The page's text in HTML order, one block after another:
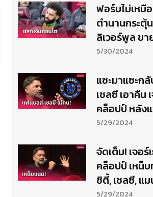
ฟอร์มไม่เหมื
ตำนานกระตุ้น
ลิเวอร์พูล ขา
ซาลาห์
5/30/2024
แซะมาแซะก
เชลซี เอาคืน
คล็อปป์ หลัง
อื่น
5/29/2024
จัดเต็ม! เจอร์
คล็อปป์ เหน็
ซิตี้, เชลซี, แ
5/29/2024